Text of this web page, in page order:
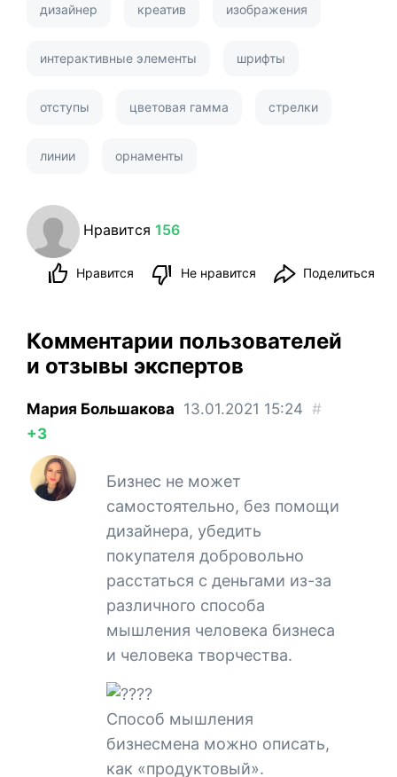
дизайнер креатив изображения
интерактивные элементы шрифты
отступы цветовая гамма стрелки
линии орнаменты
Нравится 156
Нравится Не нравится Поделиться
Комментарии пользователей
и отзывы экспертов
Мария Большакова 13.01.2021 15:24 #
+3
Бизнес не может
самостоятельно, без помощи
дизайнера, убедить
покупателя добровольно
расстаться с деньгами из-за
различного способа
мышления человека бизнеса
и человека творчества.
Способ мышления
бизнесмена можно описать,
как «продуктовый».